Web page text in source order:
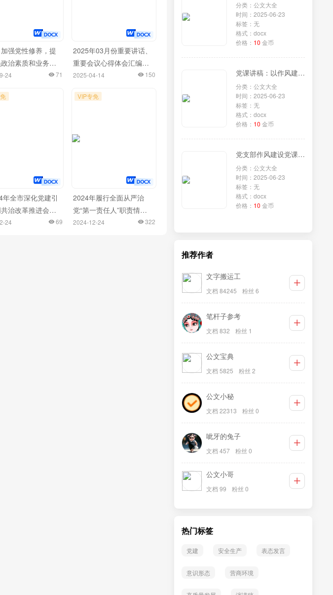
强党性修养，提
治素质和业务能
24 71
2025年03月份重要讲话、
重要会议心得体会汇编
（94篇）
2025-04-14 150
年全市深化党建引
治改革推进会上
言
24 69
VIP专免
2024年履行全面从严治
党“第一责任人”职责情况
报告
2024-12-24 322
分类：公文大全
时间：2025-06-23
标签：无
格式：docx
价格： 10 金币
党课讲稿：以作风建设“新成效”，赋能“十五五”发展“新征程”
分类：公文大全
时间：2025-06-23
标签：无
格式：docx
价格： 10 金币
党支部作风建设党课讲稿：赓续优良传统锻造过硬作风凝心聚力建设新时代坚强战斗堡垒
分类：公文大全
时间：2025-06-23
标签：无
格式：docx
价格： 10 金币
推荐作者
文字搬运工
文档 84245 粉丝 6
笔杆子参考
文档 832 粉丝 1
公文宝典
文档 5825 粉丝 2
公文小秘
文档 22313 粉丝 0
呲牙的兔子
文档 457 粉丝 0
公文小哥
文档 99 粉丝 0
热门标签
党建 安全生产 表态发言
意识形态 营商环境